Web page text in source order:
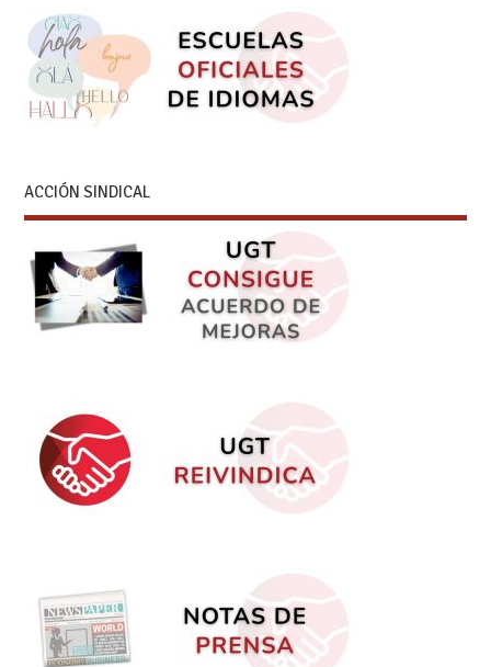
ACCIÓN SINDICAL